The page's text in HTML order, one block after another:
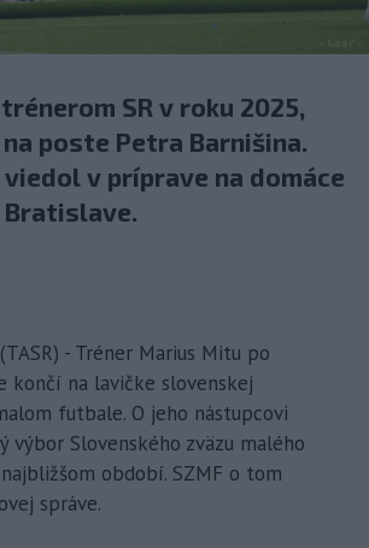
SR v roku 2025,
poste Petra Barnišina.
v príprave na domáce
Bratislave.
- Tréner Marius Mitu po
končí na lavičke slovenskej
futbale. O jeho nástupcovi
výbor Slovenského zväzu malého
období. SZMF o tom
správe.